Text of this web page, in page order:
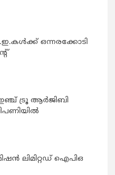
ഒന്നരക്കോടി
ട്രൂ ആർജിബി
ലിമിറ്റഡ് ഐപിഒ